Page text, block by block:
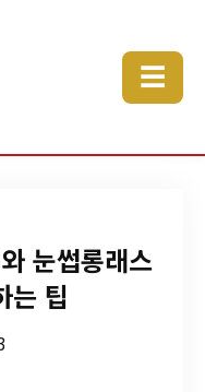
☰
눈썹롱래스
는 팁